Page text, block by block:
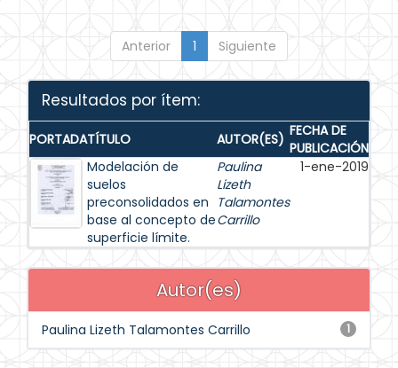
Anterior 1 Siguiente
Resultados por ítem:
PORTADATÍTULO AUTOR(ES) FECHA DE
PUBLICACIÓN
Modelación de
suelos
preconsolidados en
base al concepto de
superficie límite.
Paulina
Lizeth
Talamontes
Carrillo
1-ene-2019
Autor(es)
1
Paulina Lizeth Talamontes Carrillo